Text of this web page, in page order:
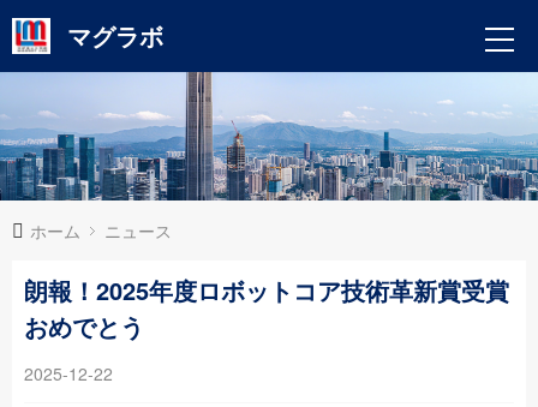
マグラボ
ホーム ニュース
朗報！2025年度ロボットコア技術革新賞受賞
おめでとう
2025-12-22